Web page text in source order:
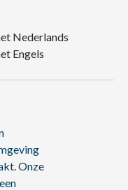
Nederlands
Engels
Onze